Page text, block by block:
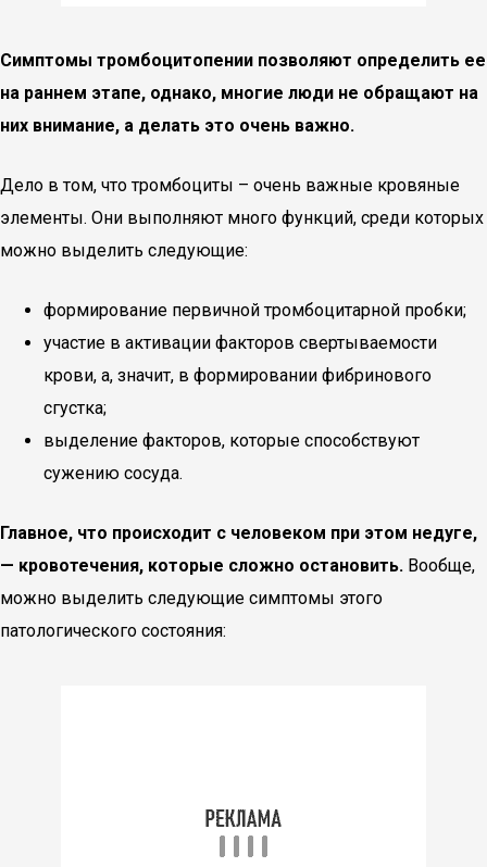
Симптомы тромбоцитопении позволяют определить ее
на раннем этапе, однако, многие люди не обращают на
них внимание, а делать это очень важно.
Дело в том, что тромбоциты – очень важные кровяные
элементы. Они выполняют много функций, среди которых
можно выделить следующие:
формирование первичной тромбоцитарной пробки;
участие в активации факторов свертываемости
крови, а, значит, в формировании фибринового
сгустка;
выделение факторов, которые способствуют
сужению сосуда.
Главное, что происходит с человеком при этом недуге,
— кровотечения, которые сложно остановить. Вообще,
можно выделить следующие симптомы этого
патологического состояния: